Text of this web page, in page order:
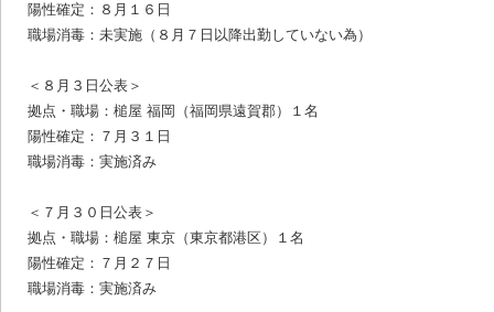
陽性確定：８月１６日
職場消毒：未実施（８月７日以降出勤していない為）
＜８月３日公表＞
拠点・職場：槌屋 福岡（福岡県遠賀郡）１名
陽性確定：７月３１日
職場消毒：実施済み
＜７月３０日公表＞
拠点・職場：槌屋 東京（東京都港区）１名
陽性確定：７月２７日
職場消毒：実施済み